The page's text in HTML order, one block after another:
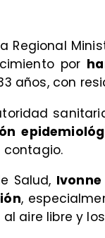
Regional
por
años, con
contagio.
Salud,
,
aire libre y